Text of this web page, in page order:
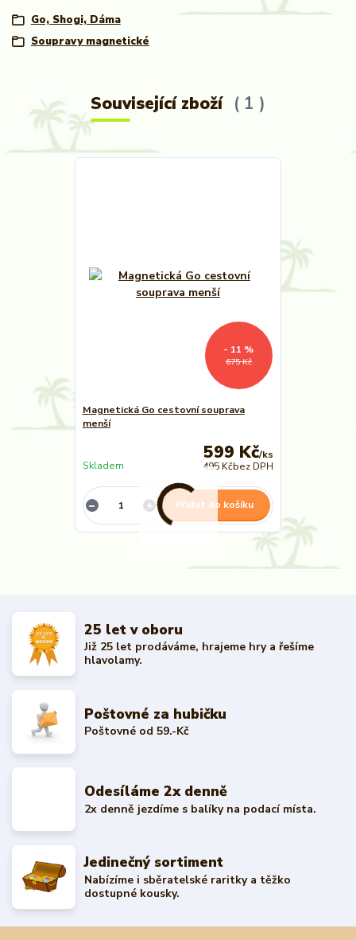
Go, Shogi, Dáma
Soupravy magnetické
Související zboží 1
675 Kč
- 11 %
Magnetická Go cestovní souprava
menší
599 Kč/ks
495 Kčbez DPH
Skladem
Přidat do košíku
25 let v oboru
Již 25 let prodáváme, hrajeme hry a řešíme
hlavolamy.
Poštovné za hubičku
Poštovné od 59.-Kč
Odesíláme 2x denně
2x denně jezdíme s balíky na podací místa.
Jedinečný sortiment
Nabízíme i sběratelské raritky a těžko
dostupné kousky.